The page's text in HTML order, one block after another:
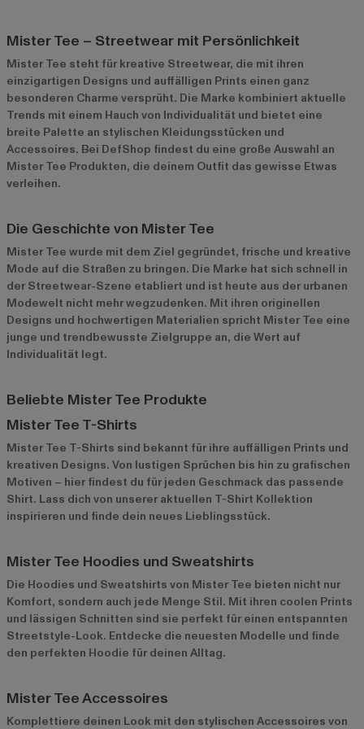
Mister Tee – Streetwear mit Persönlichkeit
Mister Tee steht für kreative Streetwear, die mit ihren
einzigartigen Designs und auffälligen Prints einen ganz
besonderen Charme versprüht. Die Marke kombiniert aktuelle
Trends mit einem Hauch von Individualität und bietet eine
breite Palette an stylischen Kleidungsstücken und
Accessoires. Bei DefShop findest du eine große Auswahl an
Mister Tee Produkten, die deinem Outfit das gewisse Etwas
verleihen.
Die Geschichte von Mister Tee
Mister Tee wurde mit dem Ziel gegründet, frische und kreative
Mode auf die Straßen zu bringen. Die Marke hat sich schnell in
der Streetwear-Szene etabliert und ist heute aus der urbanen
Modewelt nicht mehr wegzudenken. Mit ihren originellen
Designs und hochwertigen Materialien spricht Mister Tee eine
junge und trendbewusste Zielgruppe an, die Wert auf
Individualität legt.
Beliebte Mister Tee Produkte
Mister Tee T-Shirts
Mister Tee T-Shirts sind bekannt für ihre auffälligen Prints und
kreativen Designs. Von lustigen Sprüchen bis hin zu grafischen
Motiven – hier findest du für jeden Geschmack das passende
Shirt. Lass dich von unserer aktuellen T-Shirt Kollektion
inspirieren und finde dein neues Lieblingsstück.
Mister Tee Hoodies und Sweatshirts
Die Hoodies und Sweatshirts von Mister Tee bieten nicht nur
Komfort, sondern auch jede Menge Stil. Mit ihren coolen Prints
und lässigen Schnitten sind sie perfekt für einen entspannten
Streetstyle-Look. Entdecke die neuesten Modelle und finde
den perfekten Hoodie für deinen Alltag.
Mister Tee Accessoires
Komplettiere deinen Look mit den stylischen Accessoires von